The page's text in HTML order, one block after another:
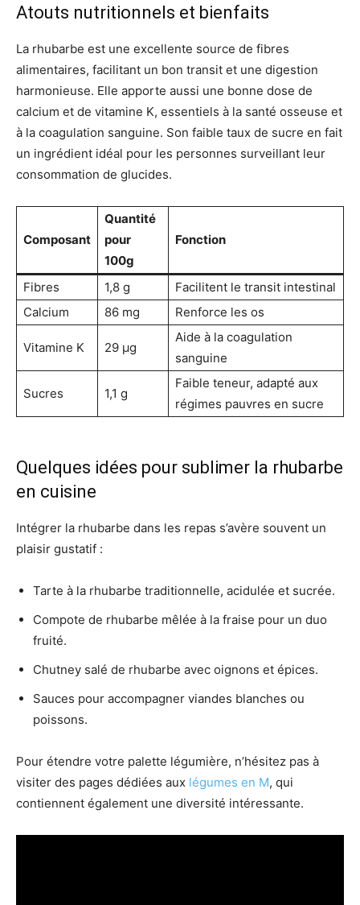
Atouts nutritionnels et bienfaits
La rhubarbe est une excellente source de fibres
alimentaires, facilitant un bon transit et une digestion
harmonieuse. Elle apporte aussi une bonne dose de
calcium et de vitamine K, essentiels à la santé osseuse et
à la coagulation sanguine. Son faible taux de sucre en fait
un ingrédient idéal pour les personnes surveillant leur
consommation de glucides.
Composant
Quantité
pour
100g
Fonction
Fibres 1,8 g
Facilitent le transit intestinal
Calcium
86 mg Renforce les os
Vitamine K 29 µg
Aide à la coagulation
sanguine
Sucres 1,1 g
Faible teneur, adapté aux
régimes pauvres en sucre
Quelques idées pour sublimer la rhubarbe
en cuisine
Intégrer la rhubarbe dans les repas s’avère souvent un
plaisir gustatif :
Tarte à la rhubarbe traditionnelle, acidulée et sucrée.
Compote de rhubarbe mêlée à la fraise pour un duo
fruité.
Chutney salé de rhubarbe avec oignons et épices.
Sauces pour accompagner viandes blanches ou
poissons.
Pour étendre votre palette légumière, n’hésitez pas à
visiter des pages dédiées aux légumes en M, qui
contiennent également une diversité intéressante.